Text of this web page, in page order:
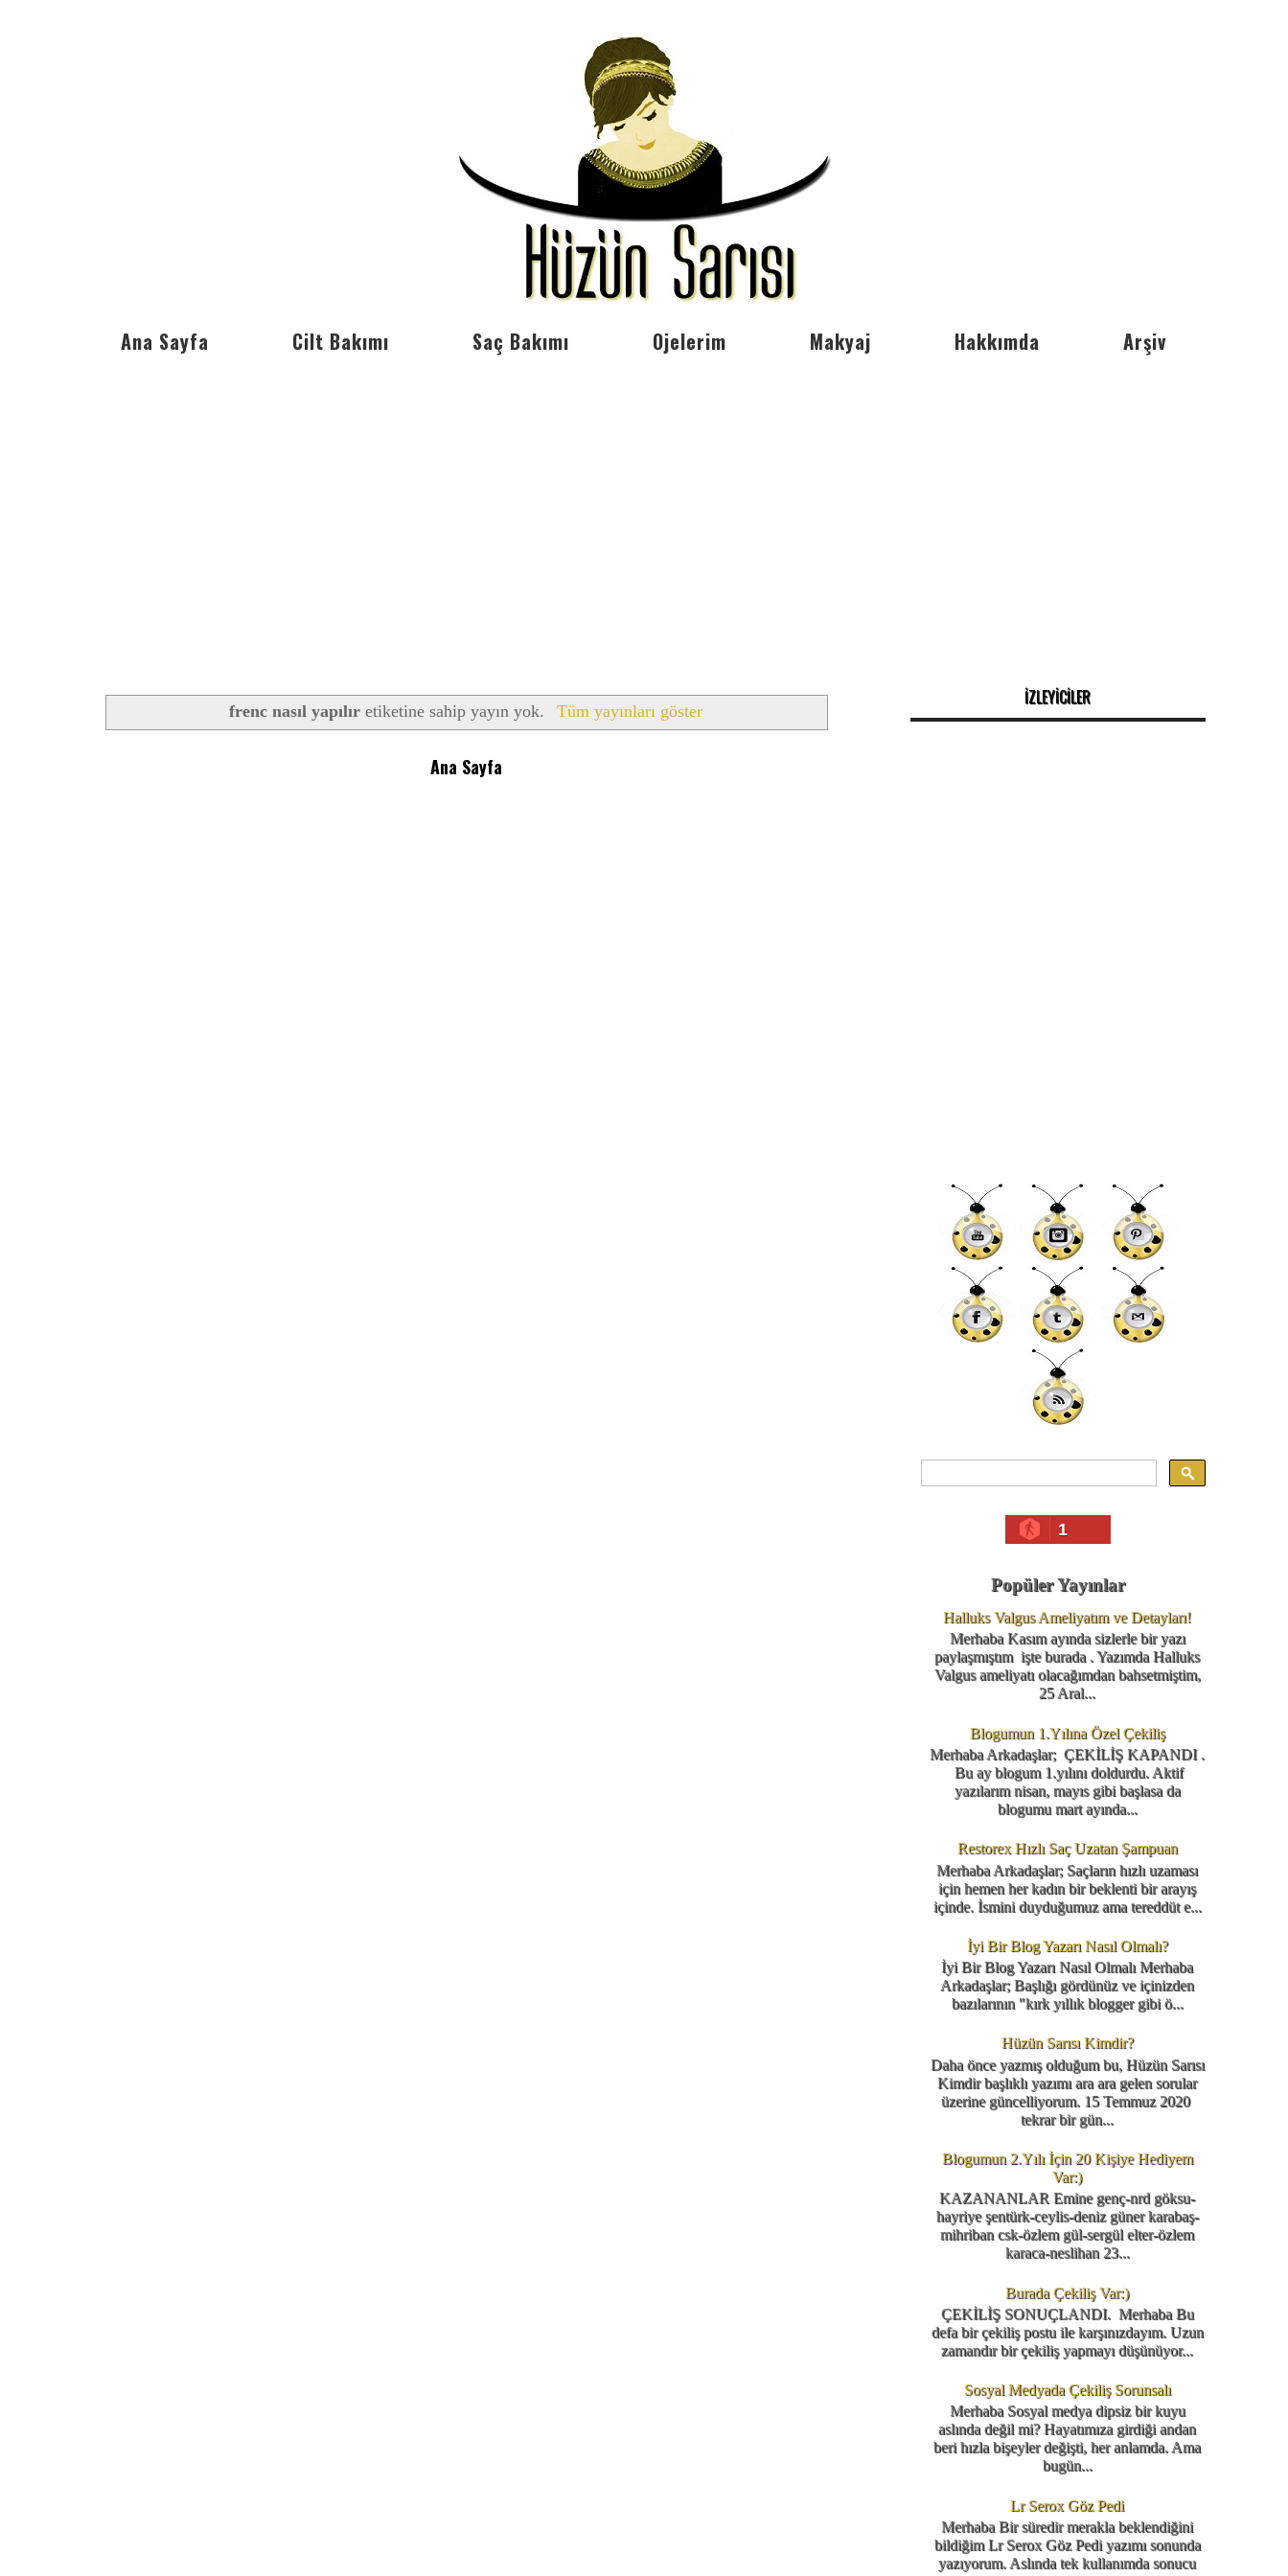
Ana Sayfa Cilt Bakımı Saç Bakımı Ojelerim Makyaj Hakkımda Arşiv
frenc nasıl yapılır etiketine sahip yayın yok. Tüm yayınları göster
Ana Sayfa
İZLEYİCİLER
1
Popüler Yayınlar
Halluks Valgus Ameliyatım ve Detayları!
Merhaba Kasım ayında sizlerle bir yazı
paylaşmıştım işte burada . Yazımda Halluks
Valgus ameliyatı olacağımdan bahsetmiştim,
25 Aral...
Blogumun 1.Yılına Özel Çekiliş
Merhaba Arkadaşlar; ÇEKİLİŞ KAPANDI .
Bu ay blogum 1.yılını doldurdu. Aktif
yazılarım nisan, mayıs gibi başlasa da
blogumu mart ayında...
Restorex Hızlı Saç Uzatan Şampuan
Merhaba Arkadaşlar; Saçların hızlı uzaması
için hemen her kadın bir beklenti bir arayış
içinde. İsmini duyduğumuz ama tereddüt e...
İyi Bir Blog Yazarı Nasıl Olmalı?
İyi Bir Blog Yazarı Nasıl Olmalı Merhaba
Arkadaşlar; Başlığı gördünüz ve içinizden
bazılarının "kırk yıllık blogger gibi ö...
Hüzün Sarısı Kimdir?
Daha önce yazmış olduğum bu, Hüzün Sarısı
Kimdir başlıklı yazımı ara ara gelen sorular
üzerine güncelliyorum. 15 Temmuz 2020
tekrar bir gün...
Blogumun 2.Yılı İçin 20 Kişiye Hediyem
Var:)
KAZANANLAR Emine genç-nrd göksu-
hayriye şentürk-ceylis-deniz güner karabaş-
mihriban csk-özlem gül-sergül elter-özlem
karaca-neslihan 23...
Burada Çekiliş Var:)
ÇEKİLİŞ SONUÇLANDI. Merhaba Bu
defa bir çekiliş postu ile karşınızdayım. Uzun
zamandır bir çekiliş yapmayı düşünüyor...
Sosyal Medyada Çekiliş Sorunsalı
Merhaba Sosyal medya dipsiz bir kuyu
aslında değil mi? Hayatımıza girdiği andan
beri hızla bişeyler değişti, her anlamda. Ama
bugün...
Lr Serox Göz Pedi
Merhaba Bir süredir merakla beklendiğini
bildiğim Lr Serox Göz Pedi yazımı sonunda
yazıyorum. Aslında tek kullanımda sonucu